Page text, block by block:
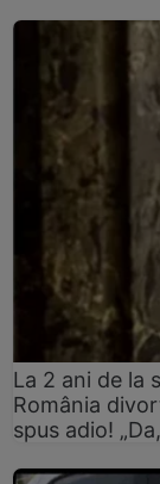
La 2 ani de la
România
spus adio!